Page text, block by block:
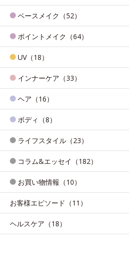
ベースメイク（52）
ポイントメイク（64）
UV（18）
インナーケア（33）
ヘア（16）
ボディ（8）
ライフスタイル（23）
コラム&エッセイ（182）
お買い物情報（10）
お客様エピソード（11）
ヘルスケア（18）